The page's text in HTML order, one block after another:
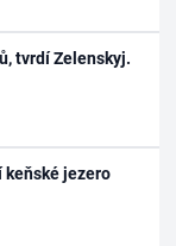
tvrdí Zelenskyj.
jezero